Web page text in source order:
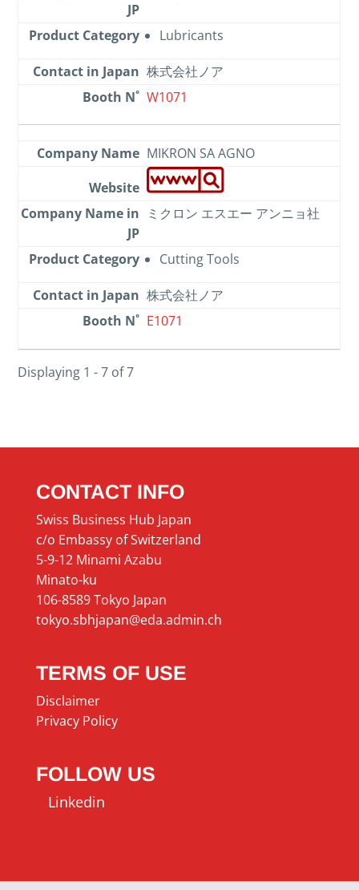
Lubricants
株式会社ノア
W1071
MIKRON SA AGNO
ミクロン エスエー アンニョ社
Cutting Tools
株式会社ノア
E1071
Displaying 1 - 7 of 7
CONTACT INFO
Swiss Business Hub Japan
c/o Embassy of Switzerland
5-9-12 Minami Azabu
Minato-ku
106-8589 Tokyo Japan
tokyo.sbhjapan@eda.admin.ch
TERMS OF USE
Disclaimer
Privacy Policy
FOLLOW US
Linkedin